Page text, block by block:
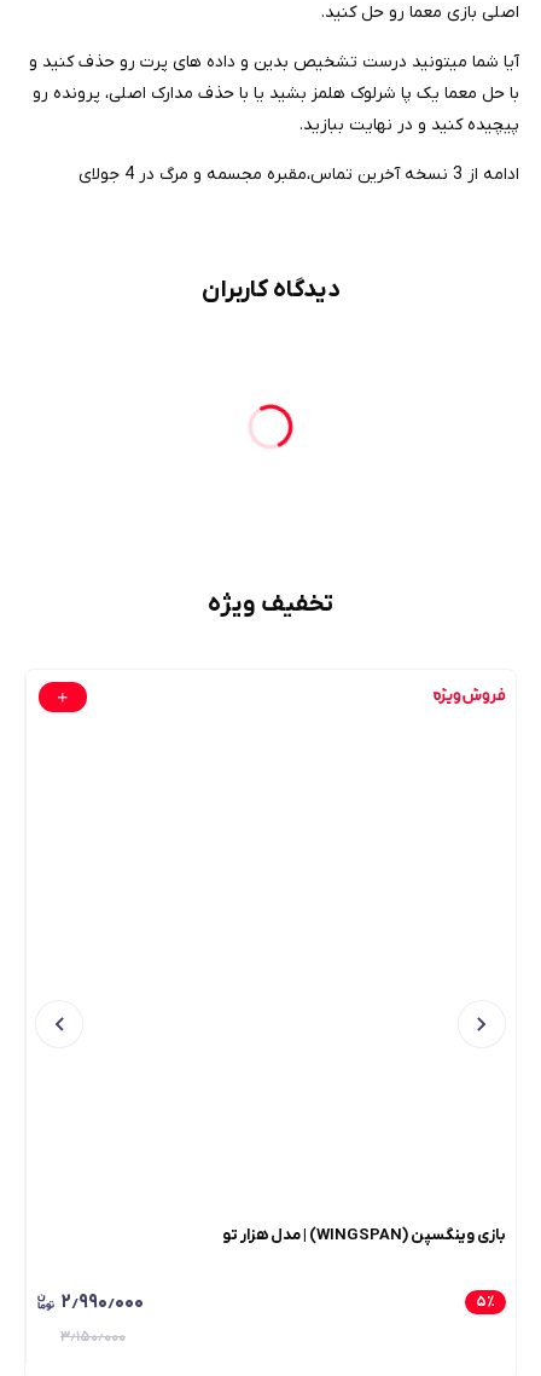
اصلی بازی معما رو حل کنید.
آیا شما میتونید درست تشخیص بدین و داده های پرت رو حذف کنید و
با حل معما یک پا شرلوک هلمز بشید یا با حذف مدارک اصلی، پرونده رو
پیچیده کنید و در نهایت ببازید.
ادامه از 3 نسخه آخرین تماس،مقبره مجسمه و مرگ در 4 جولای
دیدگاه کاربران
تخفیف ویژه
بازی وینگسپن (WINGSPAN) | مدل هزار تو
۵٪ ۲٫۹۹۰٫۰۰۰
۳٫۱۵۰٫۰۰۰